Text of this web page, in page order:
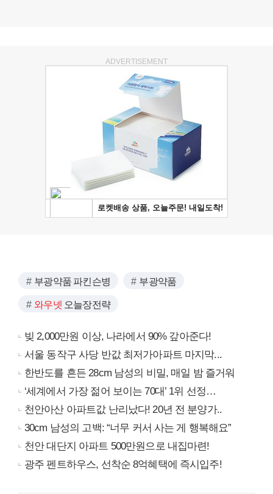
ADVERTISEMENT
부광약품 파킨슨병 부광약품
와우넷 오늘장전략
빚 2,000만원 이상, 나라에서 90% 갚아준다!
서울 동작구 사당 반값 최저가아파트 마지막...
한반도를 흔든 28cm 남성의 비밀, 매일 밤 즐거워
‘세계에서 가장 젊어 보이는 70대’ 1위 선정…
천안아산 아파트값 난리났다! 20년 전 분양가..
30cm 남성의 고백: “너무 커서 사는 게 행복해요”
천안 대단지 아파트 500만원으로 내집마련!
광주 펜트하우스, 선착순 8억혜택에 즉시입주!